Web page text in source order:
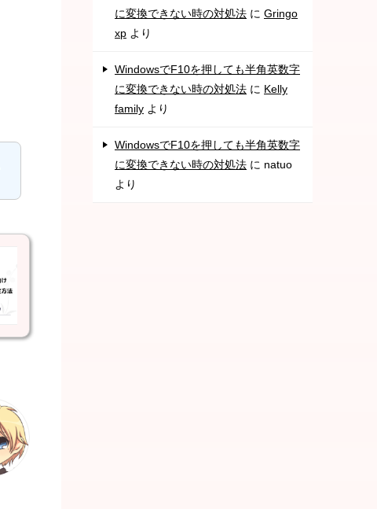
に変換できない時の対処法 に Gringo
xp より
WindowsでF10を押しても半角英数字
に変換できない時の対処法 に Kelly
family より
WindowsでF10を押しても半角英数字
に変換できない時の対処法 に natuo
より